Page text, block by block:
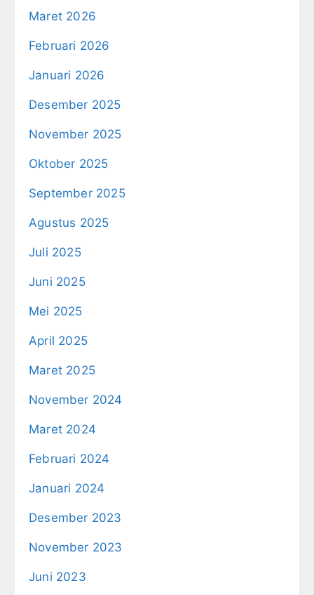
Maret 2026
Februari 2026
Januari 2026
Desember 2025
November 2025
Oktober 2025
September 2025
Agustus 2025
Juli 2025
Juni 2025
Mei 2025
April 2025
Maret 2025
November 2024
Maret 2024
Februari 2024
Januari 2024
Desember 2023
November 2023
Juni 2023